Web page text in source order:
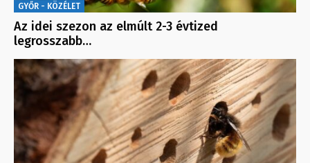
GYŐR - KÖZÉLET
Az idei szezon az elmúlt 2-3 évtized
legrosszabb…